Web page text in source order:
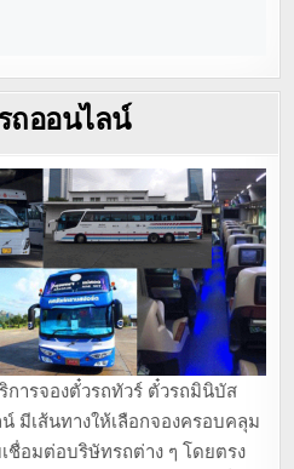
ถออนไลน์
การจองตั๋วรถทัวร์ ตั๋วรถมินิบัส
มีเส้นทางให้เลือกจองครอบคลุม
ชื่อมต่อบริษัทรถต่าง ๆ โดยตรง